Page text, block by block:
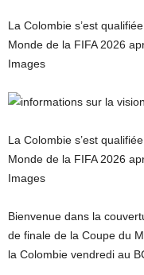
La Colombie s’est
Monde de la FIFA 2026
Images
La Colombie s’est
Monde de la FIFA 2026
Images
Bienvenue dans la
de finale de la Coupe du
la Colombie vendredi au